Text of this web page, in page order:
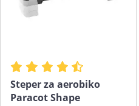
Steper za aerobiko
Paracot Shape